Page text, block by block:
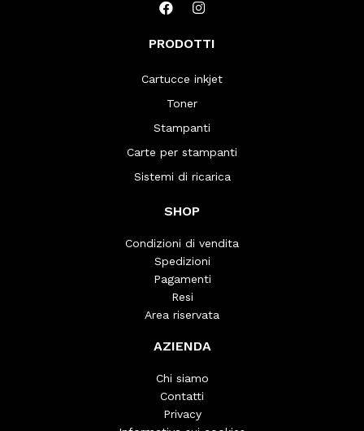
PRODOTTI
Cartucce inkjet
Toner
Stampanti
Carte per stampanti
Sistemi di ricarica
SHOP
Condizioni di vendita
Spedizioni
Pagamenti
Resi
Area riservata
AZIENDA
Chi siamo
Contatti
Privacy